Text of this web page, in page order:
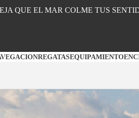
QUE EL MAR COLME TUS
REGATASEQUIPAMIENTO